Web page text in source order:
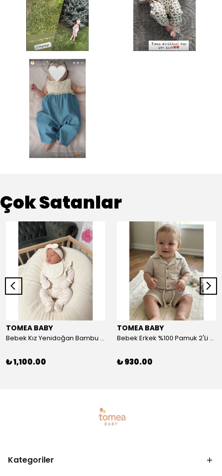
Çok Satanlar
TOMEA BABY
Bebek Kız Yenidoğan Bambu 5'li Set - Nefes Alan Kumaş
₺ 1,100.00
TOMEA BABY
Bebek Erkek %100 Pamuk 2'Li Şort-Tshirt Takım - Nefes Alan Kumaş
₺ 930.00
Kategoriler